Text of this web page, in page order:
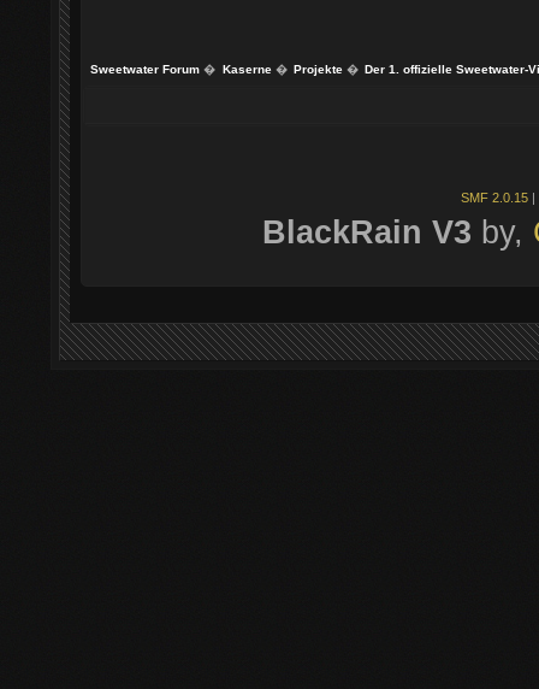
Sweetwater Forum � Kaserne� Projekte� Der 1. offizielle Sweetwater-
SMF 2.0.15 |
BlackRain V3 by,